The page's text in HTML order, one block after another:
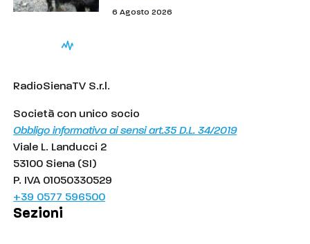
6 Agosto 2026
RadioSienaTV S.r.l.
Società con unico socio
Obbligo informativa ai sensi art.35 D.L. 34/2019
Viale L. Landucci 2
53100 Siena (SI)
P. IVA 01050330529
+39 0577 596500
Sezioni